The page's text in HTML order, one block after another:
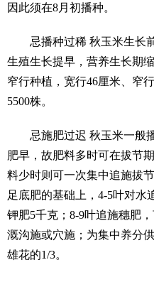
因此须在8月初播种。
忌播种过稀 秋玉米生长前
生殖生长提早，营养生长期
窄行种植，宽行46厘米、窄
5500株。
忌施肥过迟 秋玉米一般播
肥早，故肥料多时可在拔节
料少时则可一次集中追施拔
足底肥的基础上，4-5叶对水
钾肥5千克；8-9叶追施穗肥
溉沟施或穴施；为集中养分
雄花的1/3。